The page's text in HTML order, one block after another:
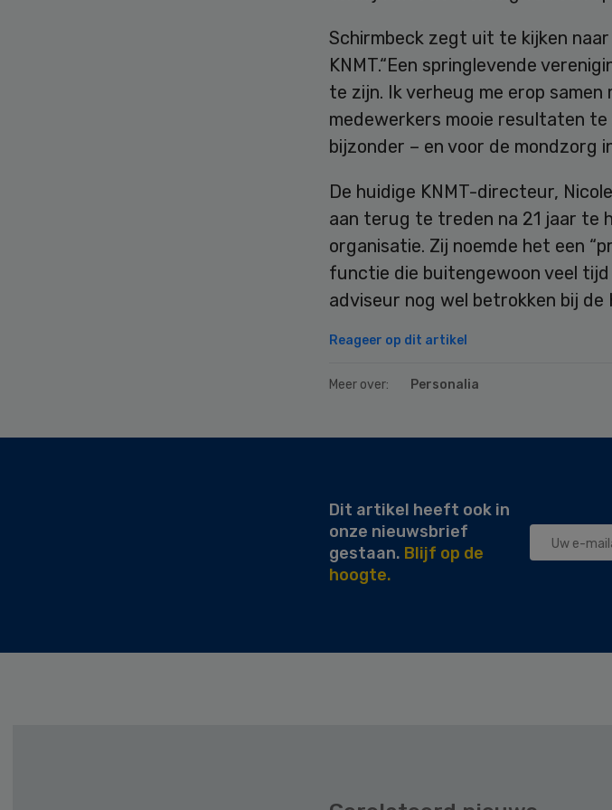
Schirmbeck zegt uit te kijken
KNMT.“Een springlevende
te zijn. Ik verheug me erop
medewerkers mooie resultaten
bijzonder – en voor de mondzorg
De huidige KNMT-directeur,
aan terug te treden na 21 jaar te
organisatie. Zij noemde het een
functie die buitengewoon veel
adviseur nog wel betrokken bij de
Reageer op dit artikel
Meer over: Personalia
Dit artikel heeft ook in
onze nieuwsbrief
gestaan. Blijf op de
hoogte.